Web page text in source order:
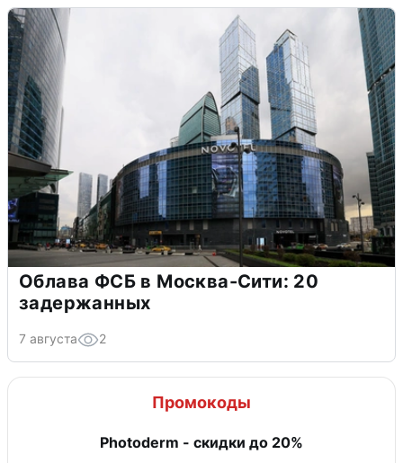
Облава ФСБ в Москва-Сити: 20
задержанных
7 августа 2
Промокоды
Photoderm - скидки до 20%